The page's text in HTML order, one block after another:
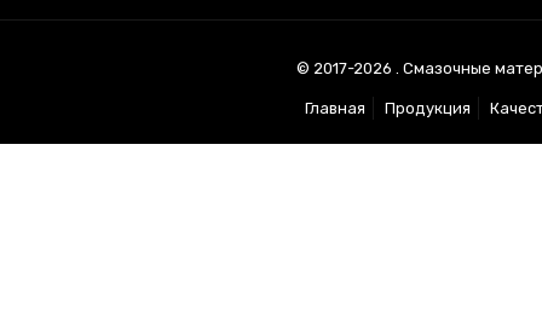
© 2017-2026 . Смазочные
Главная Продукция